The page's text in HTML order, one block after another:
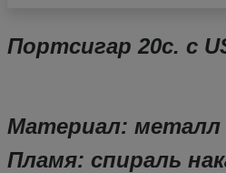
Портсигар 20с. с
Материал: металл
Пламя: спираль